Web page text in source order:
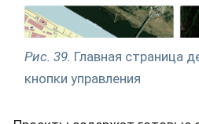
Рис. 39. Главная страница
кнопки управления